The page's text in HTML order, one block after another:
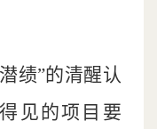
绩”的清醒认
见的项目要